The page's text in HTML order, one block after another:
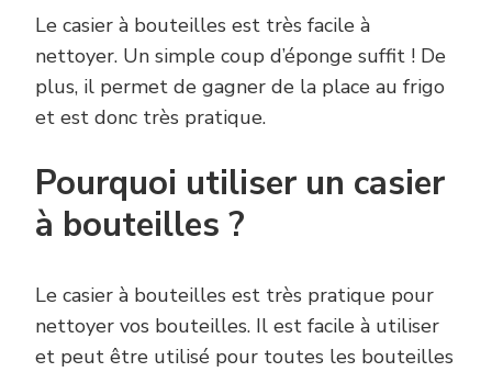
Le casier à bouteilles est très facile à
nettoyer. Un simple coup d’éponge suffit ! De
plus, il permet de gagner de la place au frigo
et est donc très pratique.
Pourquoi utiliser un casier
à bouteilles ?
Le casier à bouteilles est très pratique pour
nettoyer vos bouteilles. Il est facile à utiliser
et peut être utilisé pour toutes les bouteilles